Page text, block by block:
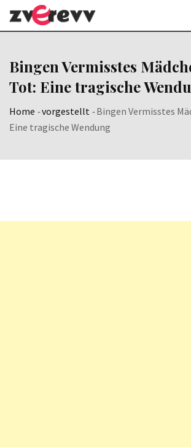
Skip
Bingen Vermisstes
Tot: Eine tragische
Home -vorgestellt -Bingen Vermisstes
Eine tragische Wendung